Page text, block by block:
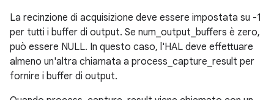
La recinzione di acquisizione deve essere impostata su -1
per tutti i buffer di output. Se num_output_buffers è zero,
può essere NULL. In questo caso, l'HAL deve effettuare
almeno un'altra chiamata a process_capture_result per
fornire i buffer di output.